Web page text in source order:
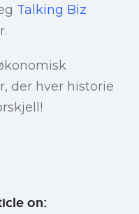
Talking Biz
der hver historie
on: